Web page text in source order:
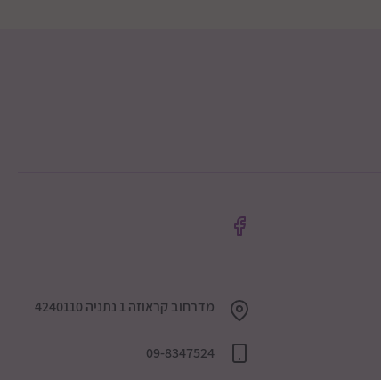
מדרחוב קראוזה 1 נתניה 4240110
09-8347524